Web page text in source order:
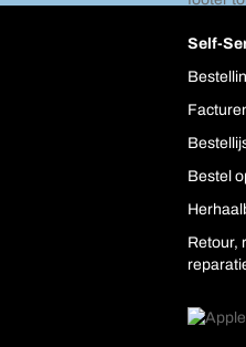
Self-
Bestel
Retour,